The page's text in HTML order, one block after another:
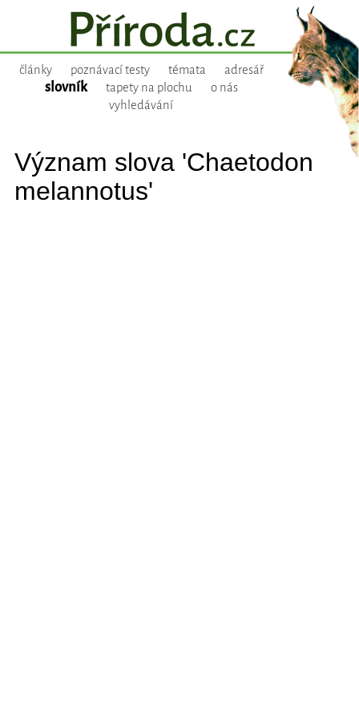
články poznávací testy témata adresář
slovník tapety na plochu
o nás
vyhledávání
Význam slova 'Chaetodon
melannotus'